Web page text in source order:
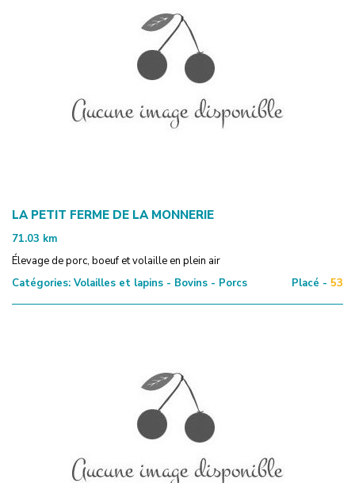
LA PETIT FERME DE LA MONNERIE
71.03 km
Élevage de porc, boeuf et volaille en plein air
Catégories: Volailles et lapins - Bovins - Porcs Placé - 53